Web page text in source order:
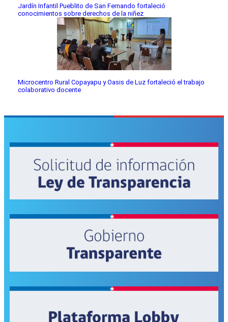
Jardín Infantil Pueblito de San Fernando fortaleció
conocimientos sobre derechos de la niñez
Microcentro Rural Copayapu y Oasis de Luz fortaleció el trabajo
colaborativo docente